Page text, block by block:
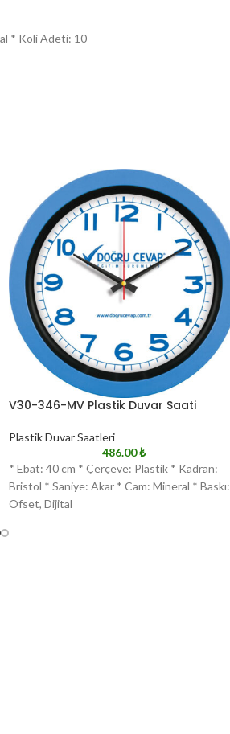
* Koli Adeti: 10
V30-346-MV Plastik Duvar Saati
Plastik Duvar Saatleri
486.00₺
* Ebat: 40 cm * Çerçeve: Plastik * Kadran:
Bristol * Saniye: Akar * Cam: Mineral * Baskı:
Ofset, Dijital